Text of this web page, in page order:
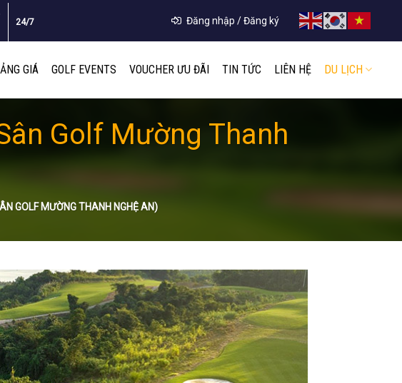
24/7 Đăng nhập / Đăng ký
GIÁ GOLF EVENTS VOUCHER ƯU ĐÃI TIN TỨC LIÊN HỆ DU LỊCH
Golf Mường Thanh
GOLF MƯỜNG THANH NGHỆ AN)